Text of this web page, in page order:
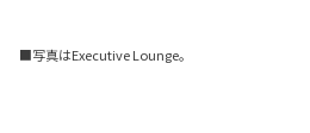
■写真はExecutive Lounge。